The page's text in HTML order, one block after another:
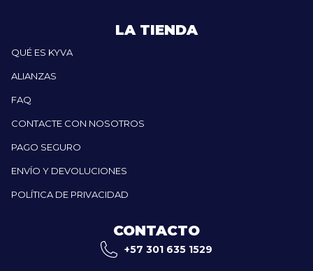
LA TIENDA
QUÉ ES KYVA
ALIANZAS
FAQ
CONTACTE CON NOSOTROS
PAGO SEGURO
ENVÍO Y DEVOLUCIONES
POLÍTICA DE PRIVACIDAD
CONTACTO
+57 301 635 1529